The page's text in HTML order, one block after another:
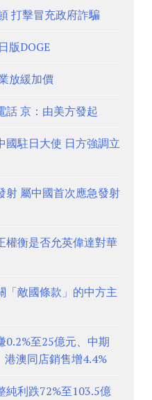
打擊冒充政府詐騙
版DOGE
放緩加價
話 京：由美方發起
國駐日大使 日方強調立
射 屬中國首次應急發射
權衡是否允英偉達對華
「敵國條款」的中方主
0.2%至25億元、中期
澳同店銷售增4.4%
純利跌72%至103.5億